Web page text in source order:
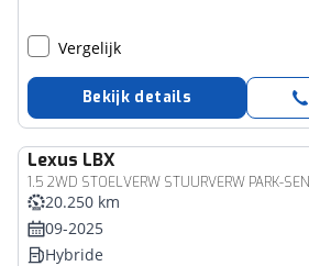
Vergelijk
Bekijk details
Lexus LBX
20.250 km
09-2025
Hybride